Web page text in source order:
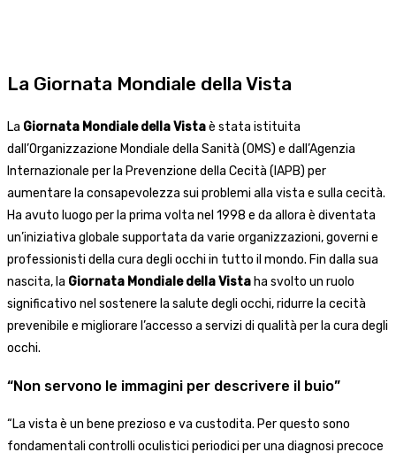
La Giornata Mondiale della Vista
La Giornata Mondiale della Vistaè stata istituita
dall’Organizzazione Mondiale della Sanità (OMS) e dall’Agenzia
Internazionale per la Prevenzione della Cecità (IAPB) per
aumentare la consapevolezza sui problemi alla vista e sulla cecità.
Ha avuto luogo per la prima volta nel 1998 e da allora è diventata
un’iniziativa globale supportata da varie organizzazioni, governi e
professionisti della cura degli occhi in tutto il mondo. Fin dalla sua
nascita, la Giornata Mondiale della Vista ha svolto un ruolo
significativo nel sostenere la salute degli occhi, ridurre la cecità
prevenibile e migliorare l’accesso a servizi di qualità per la cura degli
occhi.
“Non servono le immagini per descrivere il buio”
“La vista è un bene prezioso e va custodita. Per questo sono
fondamentali controlli oculistici periodici per una diagnosi precoce